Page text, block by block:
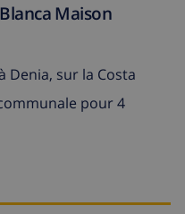
Maison
Denia, sur la Costa
pour 4